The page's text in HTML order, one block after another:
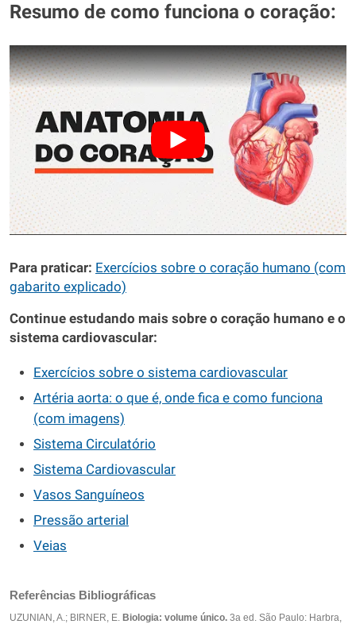
Resumo de como funciona o coração:
Para praticar: Exercícios sobre o coração humano (com
gabarito explicado)
Continue estudando mais sobre o coração humano e o
sistema cardiovascular:
Exercícios sobre o sistema cardiovascular
Artéria aorta: o que é, onde fica e como funciona
(com imagens)
Sistema Circulatório
Sistema Cardiovascular
Vasos Sanguíneos
Pressão arterial
Veias
Referências Bibliográficas
UZUNIAN, A.; BIRNER, E. Biologia: volume único. 3a ed. São Paulo: Harbra,